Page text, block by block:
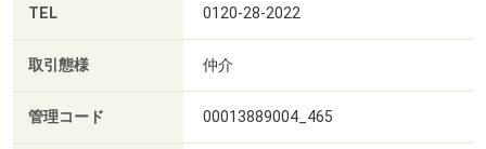
TEL 0120-28-2022
取引態様 仲介
管理コード 00013889004_465